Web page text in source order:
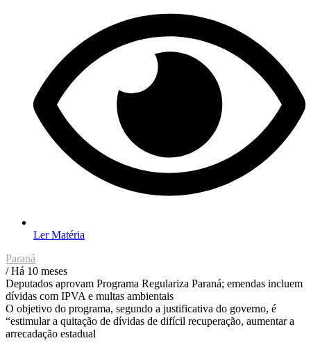
Ler Matéria
Paraná
/ Há 10 meses
Deputados aprovam Programa Regulariza Paraná; emendas incluem
dívidas com IPVA e multas ambientais
O objetivo do programa, segundo a justificativa do governo, é
“estimular a quitação de dívidas de difícil recuperação, aumentar a
arrecadação estadual